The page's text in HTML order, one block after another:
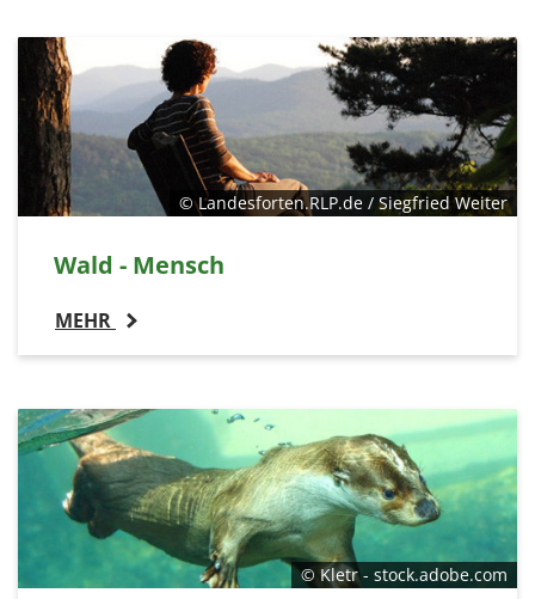
© Landesforten.RLP.de / Siegfried Weiter
Wald - Mensch
MEHR
© Kletr - stock.adobe.com
EXTERNE MEDIEN
Um Inhalte von Videoplattformen und Social Media
Plattformen anzeigen zu können, werden von
diesen externen Medien Cookies gesetzt.
Vimeo